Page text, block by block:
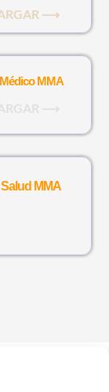
⟶
MMA
MMA